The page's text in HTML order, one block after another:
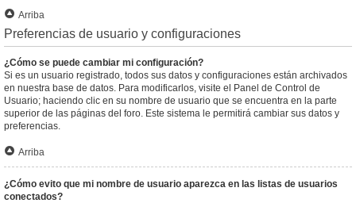
Arriba
Preferencias de usuario y configuraciones
¿Cómo se puede cambiar mi configuración?
Si es un usuario registrado, todos sus datos y configuraciones están archivados
en nuestra base de datos. Para modificarlos, visite el Panel de Control de
Usuario; haciendo clic en su nombre de usuario que se encuentra en la parte
superior de las páginas del foro. Este sistema le permitirá cambiar sus datos y
preferencias.
Arriba
¿Cómo evito que mi nombre de usuario aparezca en las listas de usuarios
conectados?